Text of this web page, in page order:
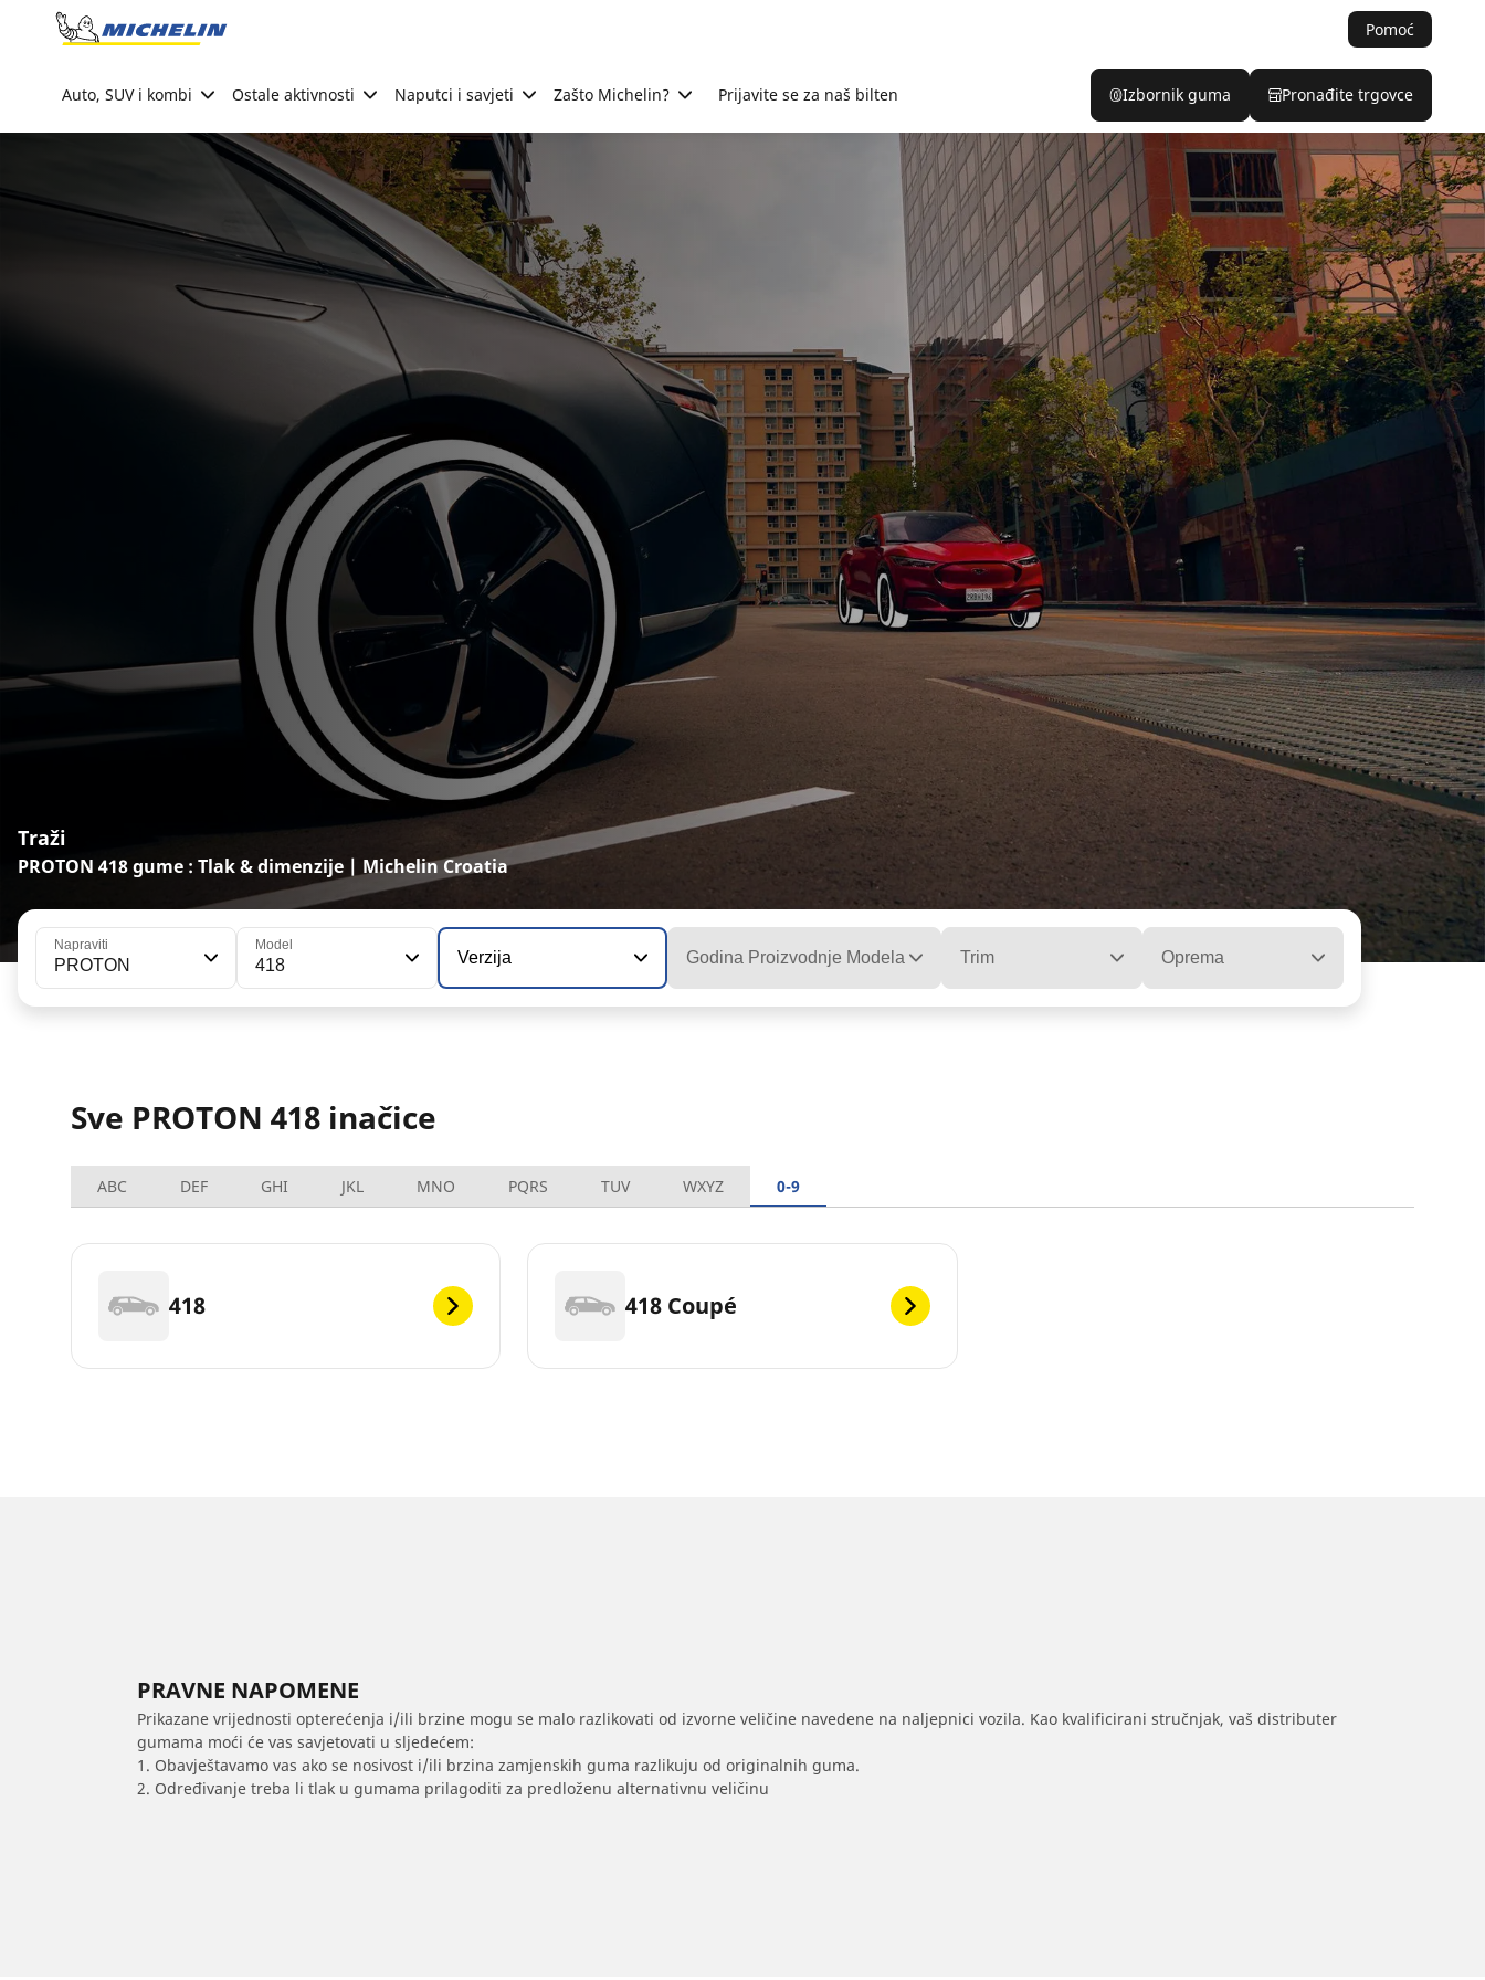
Go to page content
Pomoć
Auto, SUV i kombi Ostale aktivnosti Naputci i savjeti Zašto Michelin? Prijavite se za naš bilten Izbornik guma Pronađite trgovce
Traži
PROTON 418 gume : Tlak & dimenzije | Michelin Croatia
Napraviti
PROTON
Model
418 Verzija Godina Proizvodnje Modela Trim Oprema
Sve PROTON 418 inačice
ABC DEF GHI JKL MNO PQRS TUV WXYZ 0-9
418 418 Coupé
PRAVNE NAPOMENE
Prikazane vrijednosti opterećenja i/ili brzine mogu se malo razlikovati od izvorne veličine navedene na naljepnici vozila. Kao kvalificirani stručnjak, vaš distributer
gumama moći će vas savjetovati u sljedećem:
1. Obavještavamo vas ako se nosivost i/ili brzina zamjenskih guma razlikuju od originalnih guma.
2. Određivanje treba li tlak u gumama prilagoditi za predloženu alternativnu veličinu